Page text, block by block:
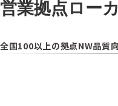
営業拠点ロー
全国100以上の拠点NW品質